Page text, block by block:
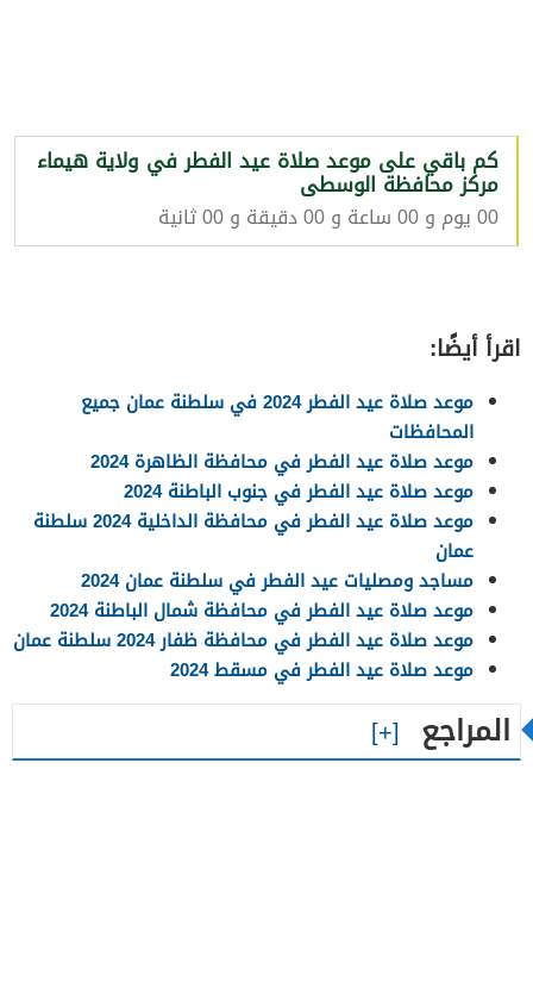
كم باقي على موعد صلاة عيد الفطر في ولاية هيماء
مركز محافظة الوسطى
00 يوم و 00 ساعة و 00 دقيقة و 00 ثانية
اقرأ أيضًا:
موعد صلاة عيد الفطر 2024 في سلطنة عمان جميع
المحافظات
موعد صلاة عيد الفطر في محافظة الظاهرة 2024
موعد صلاة عيد الفطر في جنوب الباطنة 2024
موعد صلاة عيد الفطر في محافظة الداخلية 2024 سلطنة
عمان
مساجد ومصليات عيد الفطر في سلطنة عمان 2024
موعد صلاة عيد الفطر في محافظة شمال الباطنة 2024
موعد صلاة عيد الفطر في محافظة ظفار 2024 سلطنة عمان
موعد صلاة عيد الفطر في مسقط 2024
المراجع